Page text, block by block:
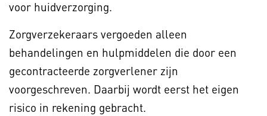
voor huidverzorging.
Zorgverzekeraars vergoeden alleen
behandelingen en hulpmiddelen die door een
gecontracteerde zorgverlener zijn
voorgeschreven. Daarbij wordt eerst het eigen
risico in rekening gebracht.